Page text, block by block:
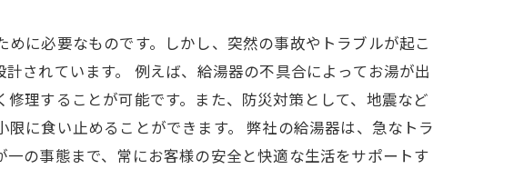
に必要なものです。しかし、突然の事故やトラブルが起こ
されています。 例えば、給湯器の不具合によってお湯が出
理することが可能です。また、防災対策として、地震など
に食い止めることができます。 弊社の給湯器は、急なトラ
の事態まで、常にお客様の安全と快適な生活をサポートす